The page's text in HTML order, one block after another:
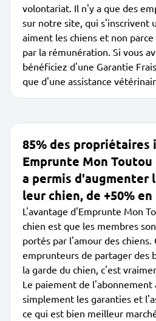
volontariat. Il n'y a que des
sur notre site, qui s'inscrivent
aiment les chiens et non
par la rémunération. Si vous
bénéficiez d'une Garantie
que d'une assistance
85% des propriétaires
Emprunte Mon
a permis d'augmenter
leur chien, de +50%
L'avantage d'Emprunte Mon
chien est que les membres
portés par l'amour des chiens.
emprunteurs de partager des
la garde du chien, c'est
Le paiement de l'abonnement
simplement les garanties et
ce qui est bien meilleur